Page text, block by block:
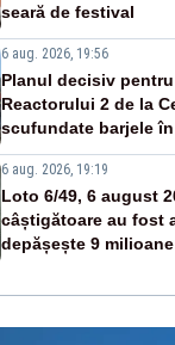
seară de festival
6 aug. 2026, 19:56
Planul decisiv
Reactorului 2 de la
scufundate barjele
6 aug. 2026, 19:19
Loto 6/49, 6 august
câștigătoare au fost
depășește 9